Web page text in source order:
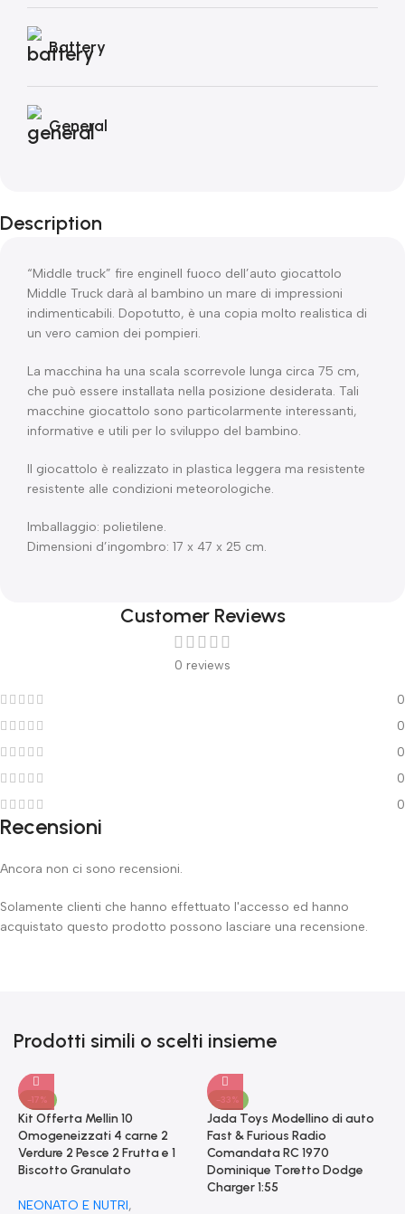
Battery
General
Description
“Middle truck” fire engineIl fuoco dell’auto giocattolo
Middle Truck darà al bambino un mare di impressioni
indimenticabili. Dopotutto, è una copia molto realistica di
un vero camion dei pompieri.
La macchina ha una scala scorrevole lunga circa 75 cm,
che può essere installata nella posizione desiderata. Tali
macchine giocattolo sono particolarmente interessanti,
informative e utili per lo sviluppo del bambino.
Il giocattolo è realizzato in plastica leggera ma resistente
resistente alle condizioni meteorologiche.
Imballaggio: polietilene.
Dimensioni d’ingombro: 17 x 47 x 25 cm.
Customer Reviews
0 reviews
0
0
0
0
0
Recensioni
Ancora non ci sono recensioni.
Solamente clienti che hanno effettuato l'accesso ed hanno
acquistato questo prodotto possono lasciare una recensione.
Prodotti simili o scelti insieme
-17%
Kit Offerta Mellin 10
Omogeneizzati 4 carne 2
Verdure 2 Pesce 2 Frutta e 1
Biscotto Granulato
NEONATO E NUTRI,
-33%
Jada Toys Modellino di auto
Fast & Furious Radio
Comandata RC 1970
Dominique Toretto Dodge
Charger 1:55